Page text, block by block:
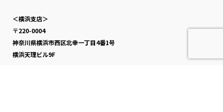
＜横浜支店＞
〒220-0004
神奈川県横浜市西区北幸一丁目4番1号
横浜天理ビル9F